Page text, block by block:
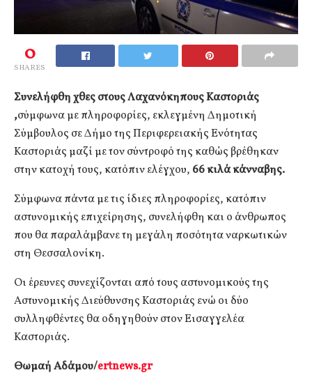
0
SHARES
Συνελήφθη χθες στους Λαχανόκηπους Καστοριάς
,σύμφωνα με πληροφορίες, εκλεγμένη Δημοτική
Σύμβουλος σε Δήμο της Περιφερειακής Ενότητας
Καστοριάς μαζί με τον σύντροφό της καθώς βρέθηκαν
στην κατοχή τους, κατόπιν ελέγχου, 66 κιλά κάνναβης.
Σύμφωνα πάντα με τις ίδιες πληροφορίες, κατόπιν
αστυνομικής επιχείρησης, συνελήφθη και ο άνθρωπος
που θα παραλάμβανε τη μεγάλη ποσότητα ναρκωτικών
στη Θεσσαλονίκη.
Οι έρευνες συνεχίζονται από τους αστυνομικούς της
Αστυνομικής Διεύθυνσης Καστοριάς ενώ οι δύο
συλληφθέντες θα οδηγηθούν στον Εισαγγελέα
Καστοριάς.
Θωμαή Αδάμου/ertnews.gr